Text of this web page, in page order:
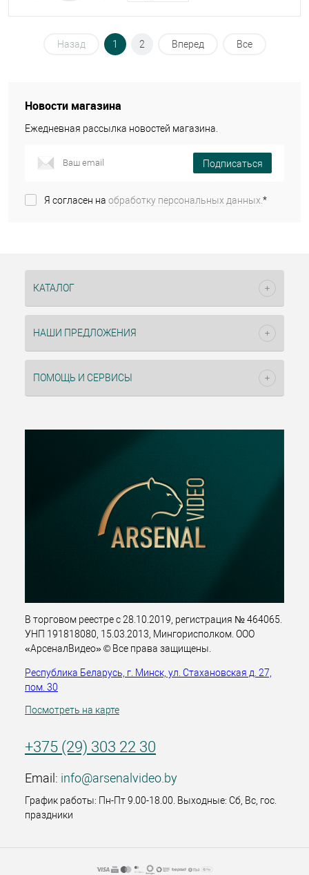
Назад 1 2 Вперед Все
Новости магазина
Ежедневная рассылка новостей магазина.
Подписаться
Я согласен на обработку персональных данных.*
КАТАЛОГ
НАШИ ПРЕДЛОЖЕНИЯ
ПОМОЩЬ И СЕРВИСЫ
В торговом реестре с 28.10.2019, регистрация № 464065.
УНП 191818080, 15.03.2013, Мингорисполком. ООО
«АрсеналВидео» © Все права защищены.
Республика Беларусь, г. Минск, ул. Стахановская д. 27,
пом. 30
Посмотреть на карте
+375 (29) 303 22 30
Email: info@arsenalvideo.by
График работы: Пн-Пт 9.00-18.00. Выходные: Сб, Вс, гос.
праздники